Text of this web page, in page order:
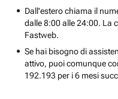
Dall'estero chiama il
dalle 8:00 alle 24:00. La
Fastweb.
Se hai bisogno di
attivo, puoi comunque
192.193 per i 6 mesi